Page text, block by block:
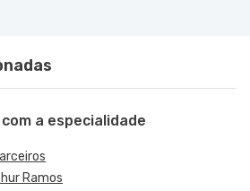
a especialidade
Ramos